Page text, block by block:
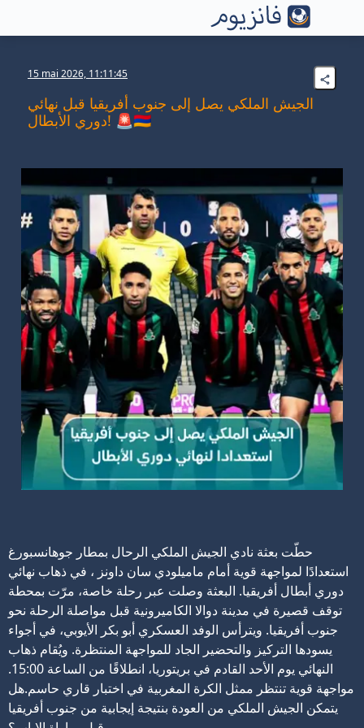
15 mai 2026, 11:11:45
الجيش الملكي يصل إلى جنوب أفريقيا قبل نهائي
دوري الأبطال! 🚨🇲🇦
حطّت بعثة نادي الجيش الملكي الرحال بمطار جوهانسبورغ
استعدادًا لمواجهة قوية أمام ماميلودي سان داونز ، في ذهاب نهائي
دوري أبطال أفريقيا. البعثة وصلت عبر رحلة خاصة، مرّت بمحطة
توقف قصيرة في مدينة دوالا الكاميرونية قبل مواصلة الرحلة نحو
جنوب أفريقيا. ويترأس الوفد العسكري أبو بكر الأيوبي، في أجواء
يسودها التركيز والتحضير الجاد للمواجهة المنتظرة. ويُقام ذهاب
النهائي يوم الأحد القادم في بريتوريا، انطلاقًا من الساعة 15:00.
مواجهة قوية تنتظر ممثل الكرة المغربية في اختبار قاري حاسم.هل
يتمكن الجيش الملكي من العودة بنتيجة إيجابية من جنوب أفريقيا